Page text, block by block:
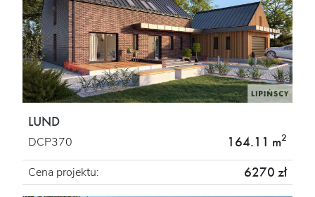
LUND
DCP370 164.11 m2
Cena projektu: 6270 zł